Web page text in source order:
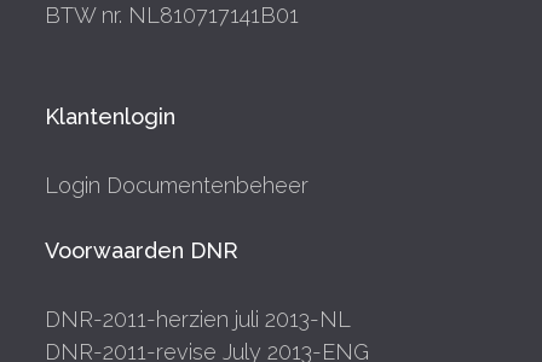
BTW nr. NL810717141B01
Klantenlogin
Login Documentenbeheer
Voorwaarden DNR
DNR-2011-herzien juli 2013-NL
DNR-2011-revise July 2013-ENG